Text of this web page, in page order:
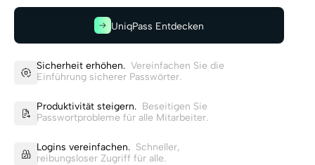
UniqPass Entdecken
Sicherheit erhöhen. Vereinfachen Sie die
Einführung sicherer Passwörter.
Produktivität steigern. Beseitigen Sie
Passwortprobleme für alle Mitarbeiter.
Logins vereinfachen. Schneller,
reibungsloser Zugriff für alle.